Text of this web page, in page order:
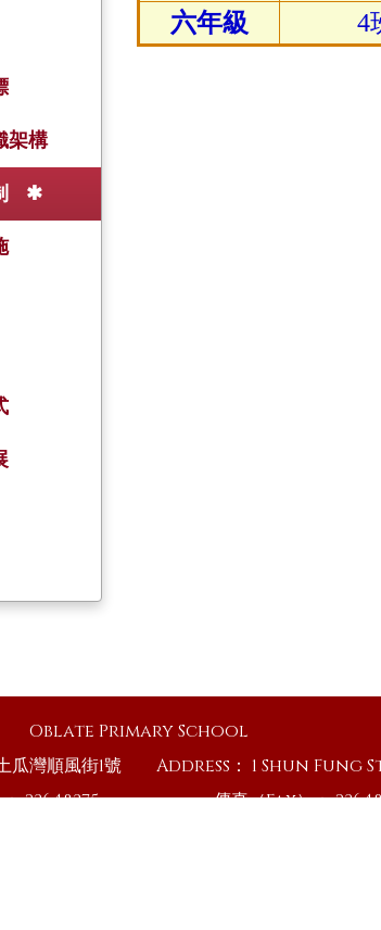
架構
六年級
4
Oblate Primary School
瓜灣順風街1號 Address： 1 Shun Fung
23648375 傳真（Fax）：